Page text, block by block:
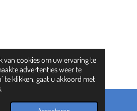
van cookies om uw ervaring te
advertenties weer te
te klikken, gaat u akkoord met